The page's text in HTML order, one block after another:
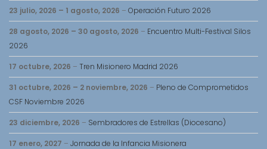
23 julio, 2026 – 1 agosto, 2026 – Operación Futuro 2026
28 agosto, 2026 – 30 agosto, 2026 – Encuentro Multi-Festival Silos
2026
17 octubre, 2026 – Tren Misionero Madrid 2026
31 octubre, 2026 – 2 noviembre, 2026 – Pleno de Comprometidos
CSF Noviembre 2026
23 diciembre, 2026 – Sembradores de Estrellas (Diocesano)
17 enero, 2027 – Jornada de la Infancia Misionera